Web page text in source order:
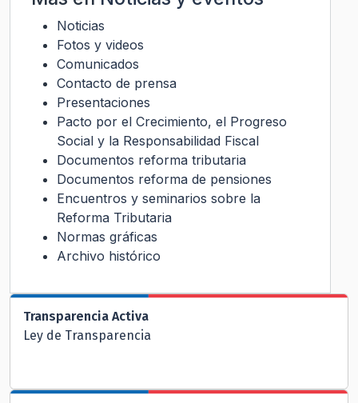
Noticias
Fotos y videos
Comunicados
Contacto de prensa
Presentaciones
Pacto por el Crecimiento, el Progreso
Social y la Responsabilidad Fiscal
Documentos reforma tributaria
Documentos reforma de pensiones
Encuentros y seminarios sobre la
Reforma Tributaria
Normas gráficas
Archivo histórico
Transparencia Activa
Ley de Transparencia